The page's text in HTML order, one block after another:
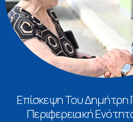
Επίσκεψη Του
Περιφερειακή